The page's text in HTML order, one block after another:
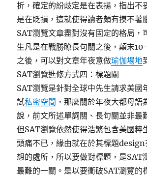
折，確定的紛歧定是在表揚，指出不
是在貶損，這就使得讀者頗有摸不著
SAT瀏覽文章盡對沒有固定的格局，
生凡是在戰勝瞭長句關之後，顛末
之後，可以對文章年夜意做瑜伽場地
SAT瀏覽進修方式四：標題關
SAT瀏覽是針對全球中先生請求美國
試私密空間 ，那麼關於年夜大都母語
說，前文所述單詞關、長句關並非最
但SAT瀏覽依然使得浩繁包含美國粹
頭痛不已，緣由就在於其標題design
想的處所，所以要做對標題，是SAT
最難的一關。是以要衝破SAT瀏覽的